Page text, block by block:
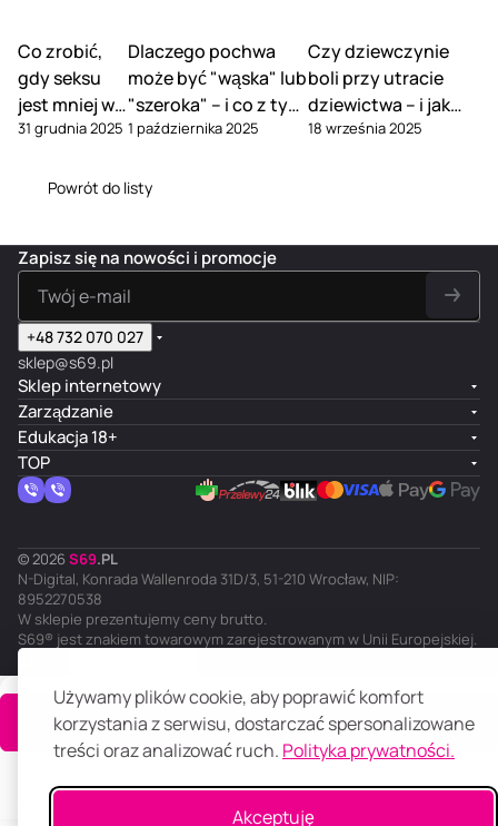
Używamy plików cookie, aby poprawić komfort
korzystania z serwisu, dostarczać spersonalizowane
treści oraz analizować ruch. Polityka prywatności.
Akceptuję
Co zrobić,
gdy seksu
jest mniej w
związku
31 grudnia 2025
Dlaczego pochwa
może być "wąska" lub
"szeroka" – i co z tym
zrobić
1 października 2025
Czy dziewczynie
boli przy utracie
dziewictwa – i jak
tego uniknąć
18 września 2025
Powrót do listy
Do koszyka
Zapisz się na nowości i promocje
+48 732 070 027
sklep@s69.pl
Sklep internetowy
Zarządzanie
Edukacja 18+
TOP
© 2026 S69.PL
N-Digital, Konrada Wallenroda 31D/3, 51-210 Wrocław, NIP:
8952270538
W sklepie prezentujemy ceny brutto.
S69® jest znakiem towarowym zarejestrowanym w Unii Europejskiej.